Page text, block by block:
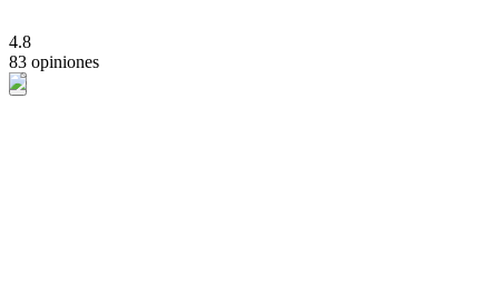
4.8
83 opiniones